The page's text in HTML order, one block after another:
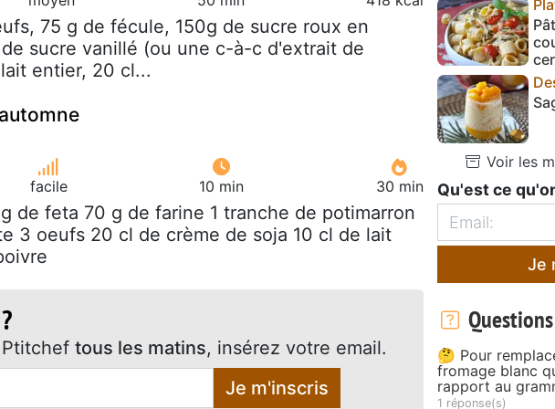
75 g de fécule, 150g de sucre roux en
sucre vanillé (ou une c-à-c d'extrait de
entier, 20 cl...
facile 10 min 30 min
de feta 70 g de farine 1 tranche de potimarron
3 oeufs 20 cl de crème de soja 10 cl de lait
tous les matins, insérez votre email.
Je m'inscris
Voir les
Qu'est ce
Je
🤔 Pour
fromage blanc
rapport au
1 réponse(s)